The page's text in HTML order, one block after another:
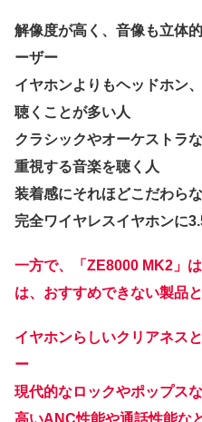
解像度が高く、音像も立体
ーザー
イヤホンよりもヘッドホン
聴くことが多い人
クラシックやオーケストラ
重視する音楽を聴く人
装着感にそれほどこだわら
完全ワイヤレスイヤホンに
一方で、「ZE8000 MK2」
は、おすすめできない製品
イヤホンらしいクリアネス
ー
現代的なロックやポップス
高いANC性能や通話性能な